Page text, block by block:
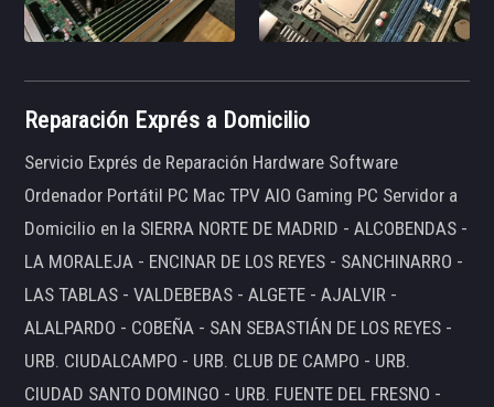
Reparación Exprés a Domicilio
Servicio Exprés de Reparación Hardware Software
Ordenador Portátil PC Mac TPV AIO Gaming PC Servidor a
Domicilio en la SIERRA NORTE DE MADRID - ALCOBENDAS -
LA MORALEJA - ENCINAR DE LOS REYES - SANCHINARRO -
LAS TABLAS - VALDEBEBAS - ALGETE - AJALVIR -
ALALPARDO - COBEÑA - SAN SEBASTIÁN DE LOS REYES -
URB. CIUDALCAMPO - URB. CLUB DE CAMPO - URB.
CIUDAD SANTO DOMINGO - URB. FUENTE DEL FRESNO -